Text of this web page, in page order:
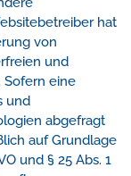
hat
von
und
Sofern eine
und
abgefragt
auf Grundlage
und § 25 Abs. 1